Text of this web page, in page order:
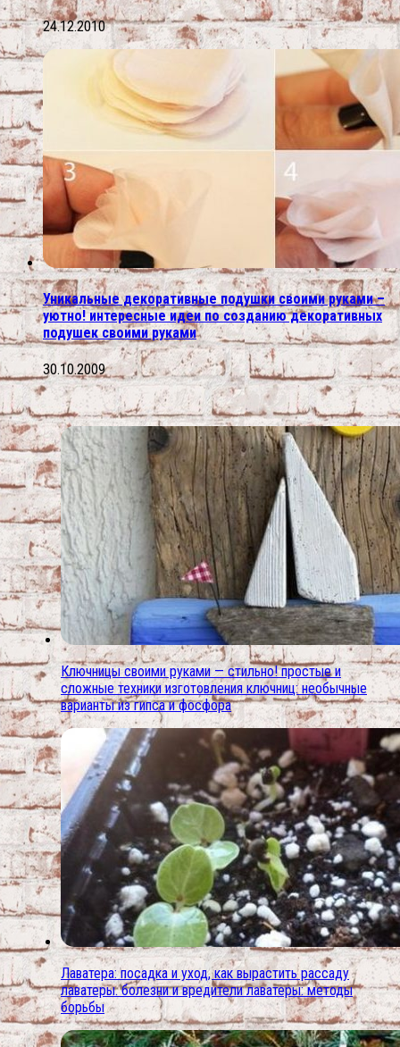
24.12.2010
Уникальные декоративные подушки своими руками –
уютно! интересные идеи по созданию декоративных
подушек своими руками
30.10.2009
Ключницы своими руками — стильно! простые и
сложные техники изготовления ключниц: необычные
варианты из гипса и фосфора
Лаватера: посадка и уход, как вырастить рассаду
лаватеры. болезни и вредители лаватеры: методы
борьбы